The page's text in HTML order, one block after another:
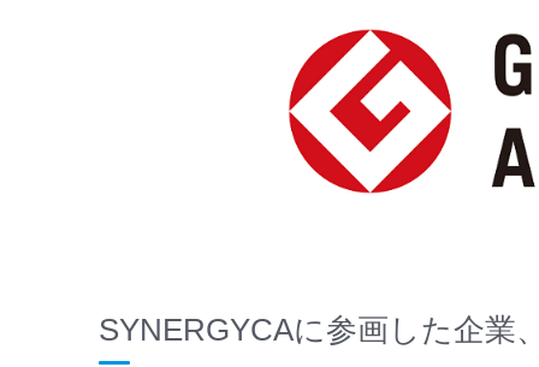
SYNERGYCAに参画した企業